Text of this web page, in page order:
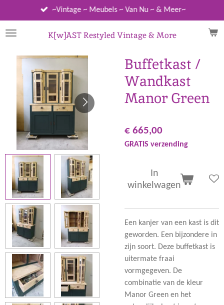
direct
naar
hoofdinhoud
K[w]AST Restyled Vintage & More
~Vintage ~ Meubels ~ Van Nu ~ & Meer~
Buffetkast /
Wandkast
Manor Green
€ 665,00
GRATIS verzending
In
winkelwagen
Een kanjer van een kast is dit
geworden. Een bijzondere in
zijn soort. Deze buffetkast is
uitermate fraai
vormgegeven. De
combinatie van de kleur
Manor Green en het